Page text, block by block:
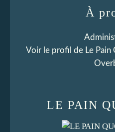
LE PAIN
À
Voir le profil de Le